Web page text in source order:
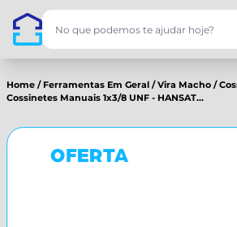
Home / Ferramentas Em Geral /Vira Macho /
Cossinetes Manuais 1x3/8 UNF - HANSAT...